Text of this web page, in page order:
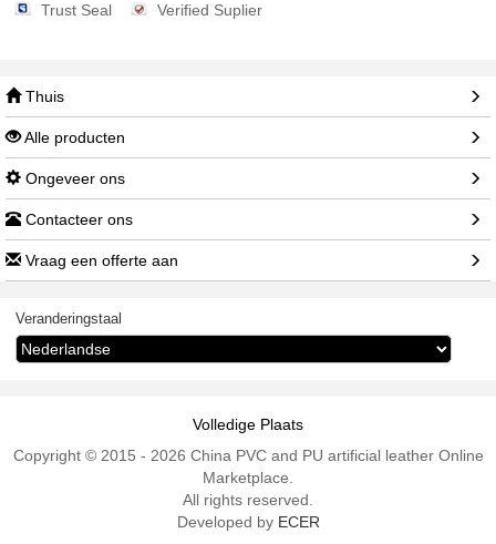
Trust Seal
Verified Suplier
Thuis
Alle producten
Ongeveer ons
Contacteer ons
Vraag een offerte aan
Veranderingstaal
Volledige Plaats
Copyright © 2015 - 2026 China PVC and PU artificial leather Online
Marketplace.
All rights reserved.
Developed by ECER